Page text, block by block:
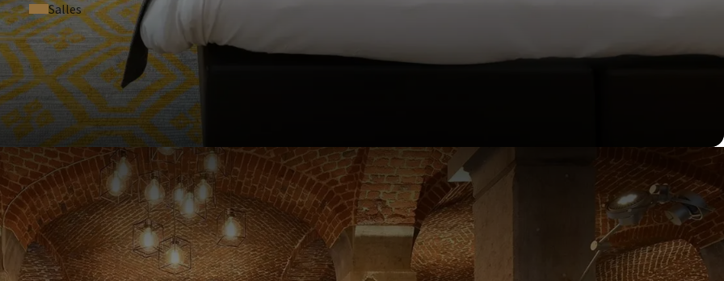
Salles
vous sauvegardez un solde sur votre séjour.
à cette offre.Voir nos conditions